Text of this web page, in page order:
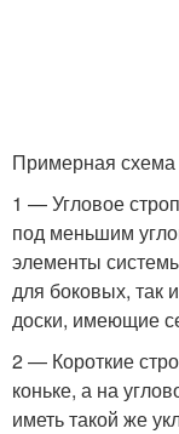
Примерная
1 — Угловое
под меньшим
элементы
для боковых, так
доски, имеющие
2 — Короткие
коньке, а на
иметь такой же